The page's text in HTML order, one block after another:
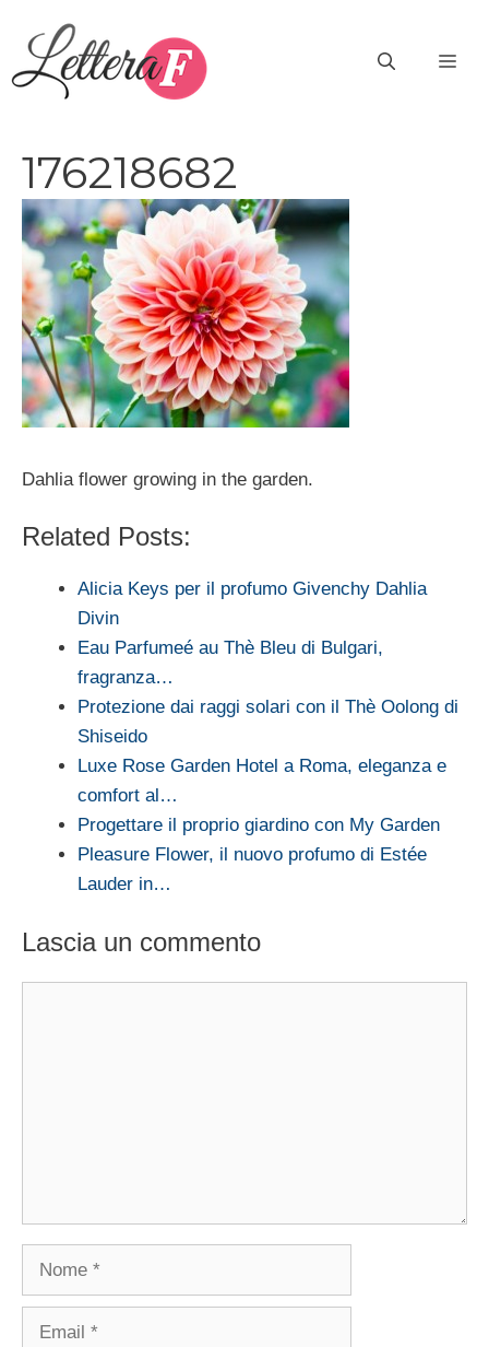
contenuto
176218682
Dahlia flower growing in the garden.
Related Posts:
Alicia Keys per il profumo Givenchy Dahlia
Divin
Eau Parfumeé au Thè Bleu di Bulgari,
fragranza…
Protezione dai raggi solari con il Thè Oolong di
Shiseido
Luxe Rose Garden Hotel a Roma, eleganza e
comfort al…
Progettare il proprio giardino con My Garden
Pleasure Flower, il nuovo profumo di Estée
Lauder in…
Lascia un commento